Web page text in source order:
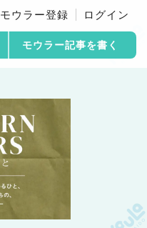
モウラー登録 ログイン
モウラー記事を書く